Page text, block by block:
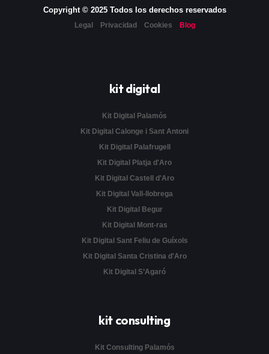
Copyright © 2025 Todos los derechos reservados
Legal Privacidad Cookies Blog
kit digital
Kit Digital Palamós
Kit Digital Calonge i Sant Antoni
Kit Digital Palafrugell
Kit Digital Platja d'Aro
Kit Digital Castell d'Aro
Kit Digital Vall-llobrega
Kit Digital Begur
Kit Digital Mont-ras
Kit Digital Sant Feliu de Guíxols
Kit Digital Santa Cristina d'Aro
Kit Digital S’Agaró
kit consulting
Kit Consulting Palamós